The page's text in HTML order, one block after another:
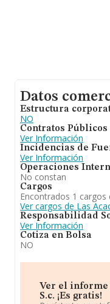
Datos
Estructura
NO
Contratos
Ver Información
Incidencias de
Ver Información
Operaciones
No constan
Cargos
Encontrados 1 cargos
Ver cargos de Las
Responsabilidad
Ver Información
Cotiza en Bolsa
NO
Ver el informe
S.c. ¡Es gratis!